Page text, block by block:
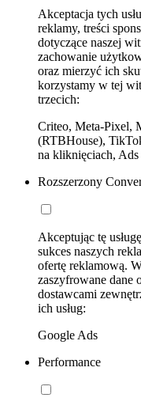
Akceptacja tych
reklamy, treści
dotyczące naszej
zachowanie
oraz mierzyć ich
korzystamy w tej
trzecich:
Criteo, Meta-Pixel,
(RTBHouse),
na kliknięciach,
Rozszerzony
Akceptując tę
sukces naszych
ofertę reklamową.
zaszyfrowane dane
dostawcami
ich usług:
Google Ads
Performance